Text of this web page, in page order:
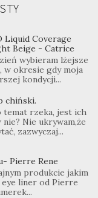
Liquid Coverage
Beige - Catrice
wybieram lżejsze
w okresie gdy moja
kondycji...
chiński.
temat rzeka, jest ich
Nie ukrywam,że
zazwyczaj...
Pierre Rene
produkcie jakim
liner od Pierre